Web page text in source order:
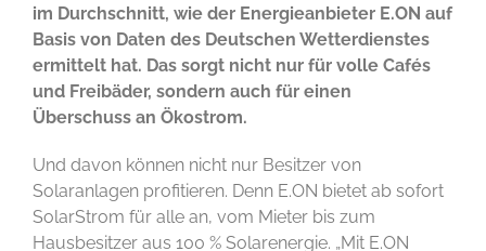
im Durchschnitt, wie der Energieanbieter E.ON auf
Basis von Daten des Deutschen Wetterdienstes
ermittelt hat. Das sorgt nicht nur für volle Cafés
und Freibäder, sondern auch für einen
Überschuss an Ökostrom.
Und davon können nicht nur Besitzer von
Solaranlagen profitieren. Denn E.ON bietet ab sofort
SolarStrom für alle an, vom Mieter bis zum
Hausbesitzer aus 100 % Solarenergie. „Mit E.ON